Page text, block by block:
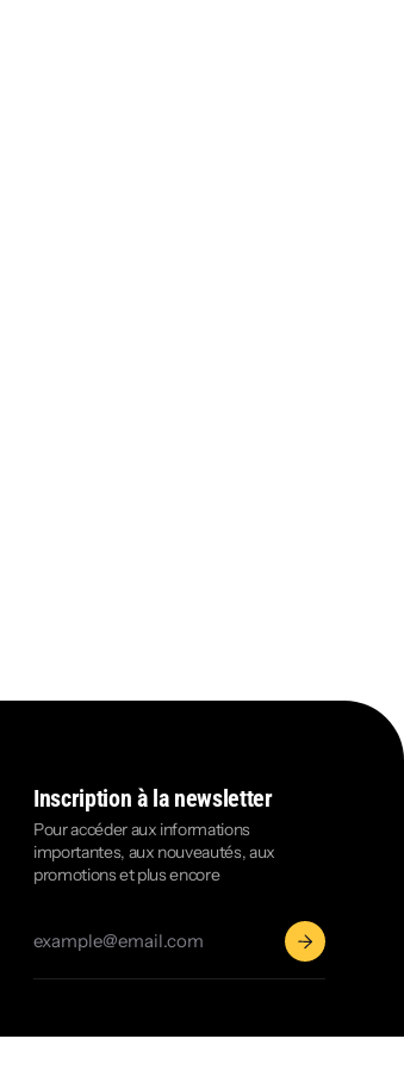
Inscription à la newsletter
Pour accéder aux informations
importantes, aux nouveautés, aux
promotions et plus encore